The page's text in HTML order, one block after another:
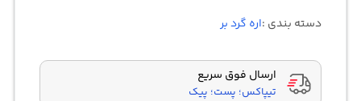
دسته بندی :اره گرد بر
ارسال فوق سریع
تیپاکس؛ پست؛ پیک